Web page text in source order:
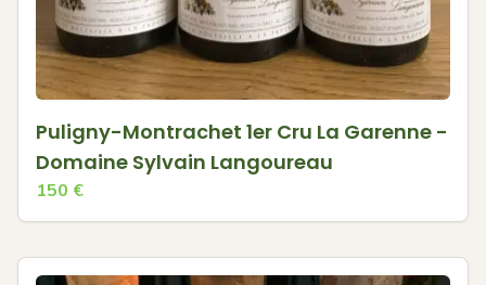
Puligny-Montrachet 1er Cru La Garenne -
Domaine Sylvain Langoureau
150 €